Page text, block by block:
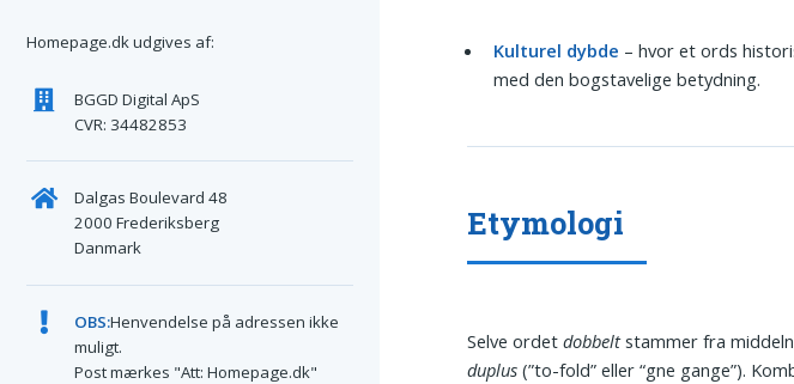
Kulturel dybde – hvor et ords
med den bogstavelige betydning.
Etymologi
Selve ordetdobbeltstammer fra
duplus (”to-fold” eller “gne gange”).
Homepage.dk udgives af:
BGGD Digital ApS
CVR: 34482853
Dalgas Boulevard 48
2000 Frederiksberg
Danmark
OBS:Henvendelse på adressen ikke
muligt.
Post mærkes "Att: Homepage.dk"